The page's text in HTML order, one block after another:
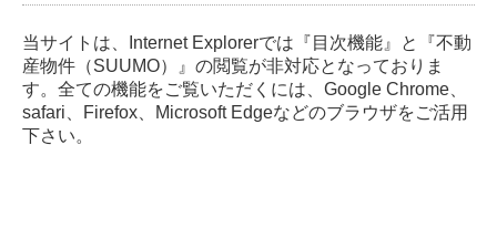
当サイトは、Internet Explorerでは『目次機能』と『不動
産物件（SUUMO）』の閲覧が非対応となっておりま
す。全ての機能をご覧いただくには、Google Chrome、
safari、Firefox、Microsoft Edgeなどのブラウザをご活用
下さい。